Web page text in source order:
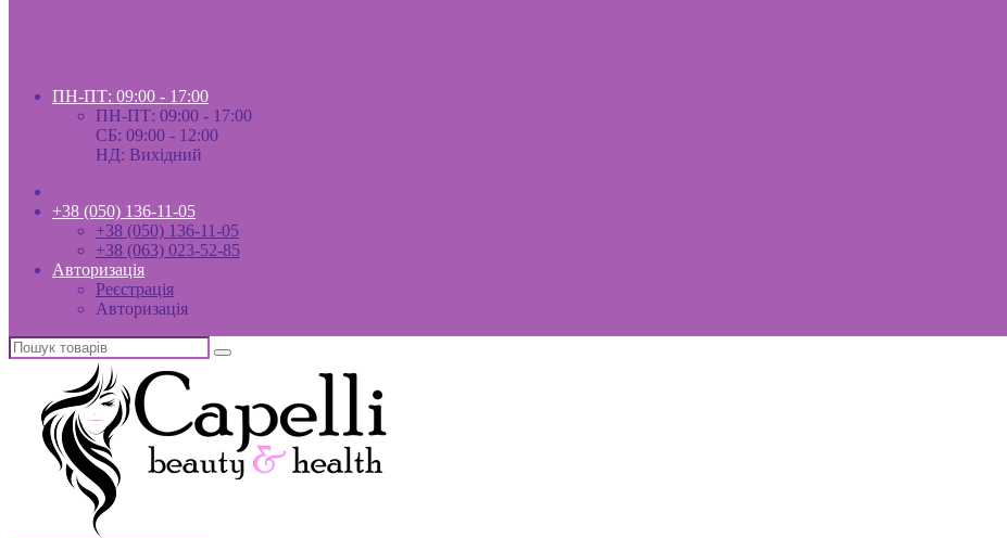
ПН-ПТ: 09:00 - 17:00
ПН-ПТ: 09:00 - 17:00
СБ: 09:00 - 12:00
НД: Вихідний
+38 (050) 136-11-05
+38 (050) 136-11-05
+38 (063) 023-52-85
Авторизація
Реєстрація
Авторизація